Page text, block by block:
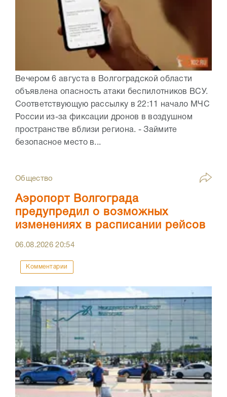
Вечером 6 августа в Волгоградской области
объявлена опасность атаки беспилотников ВСУ.
Соответствующую рассылку в 22:11 начало МЧС
России из-за фиксации дронов в воздушном
пространстве вблизи региона. - Займите
безопасное место в...
Общество
Аэропорт Волгограда
предупредил о возможных
изменениях в расписании рейсов
06.08.202620:54
Комментарии